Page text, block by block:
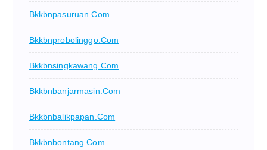
Bkkbnpasuruan.com
Bkkbnprobolinggo.com
Bkkbnsingkawang.com
Bkkbnbanjarmasin.com
Bkkbnbalikpapan.com
Bkkbnbontang.com